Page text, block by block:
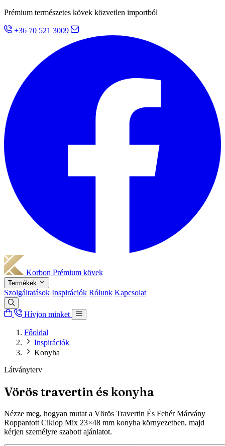
Prémium természetes kövek közvetlen importból
+36 70 521 3009
Korbon Prémium kövek
Termékek
Szolgáltatások Inspirációk Rólunk Kapcsolat
Hívjon minket
Főoldal
Inspirációk
Konyha
Látványterv
Vörös travertin és konyha
Nézze meg, hogyan mutat a Vörös Travertin És Fehér Márvány
Roppantott Ciklop Mix 23×48 mm konyha környezetben, majd
kérjen személyre szabott ajánlatot.